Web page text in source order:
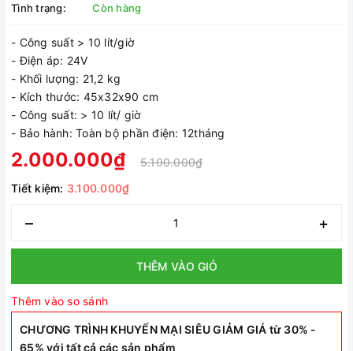
Tình trạng:
Còn hàng
- Công suất > 10 lít/giờ
- Điện áp: 24V
- Khối lượng: 21,2 kg
- Kích thước: 45x32x90 cm
- Công suất: > 10 lít/ giờ
- Bảo hành: Toàn bộ phần điện: 12tháng
2.000.000₫
5.100.000₫
Tiết kiệm: 3.100.000₫
– +
THÊM VÀO GIỎ
Thêm vào so sánh
CHƯƠNG TRÌNH KHUYẾN MẠI SIÊU GIẢM GIÁ từ 30% -
65% với tất cả các sản phẩm